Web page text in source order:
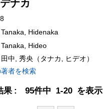
ナカ
Tanaka, Hidenaka
Tanaka, Hideo
田中, 秀央（タナカ, ヒデオ）
者を検索
果 95件中 1-20 を表示